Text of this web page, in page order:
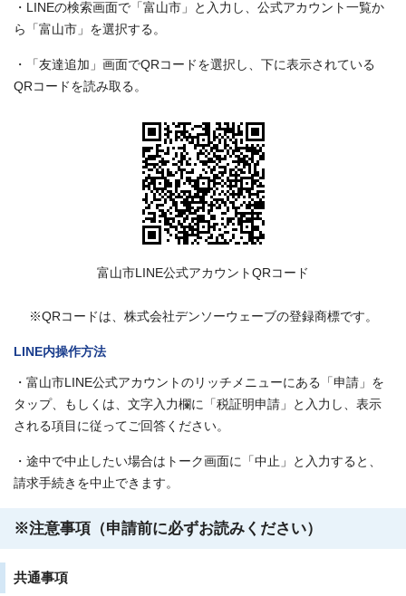
・LINEの検索画面で「富山市」と入力し、公式アカウント一覧か
ら「富山市」を選択する。
・「友達追加」画面でQRコードを選択し、下に表示されている
QRコードを読み取る。
富山市LINE公式アカウントQRコード
※QRコードは、株式会社デンソーウェーブの登録商標です。
LINE内操作方法
・富山市LINE公式アカウントのリッチメニューにある「申請」を
タップ、もしくは、文字入力欄に「税証明申請」と入力し、表示
される項目に従ってご回答ください。
・途中で中止したい場合はトーク画面に「中止」と入力すると、
請求手続きを中止できます。
※注意事項（申請前に必ずお読みください）
共通事項